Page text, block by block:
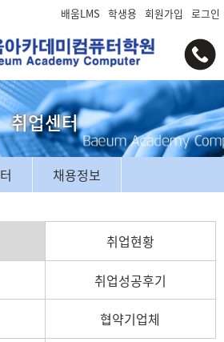
배움LMS 학생용 회원가입 로그인
취업센터
채용정보
취업현황
취업성공후기
협약기업체